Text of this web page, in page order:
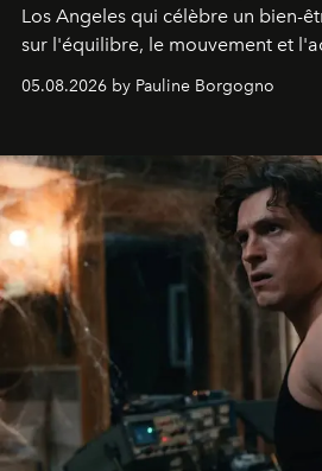
Los Angeles qui célèbre un bien-
sur l'équilibre, le mouvement et
05.08.2026 by Pauline Borgogno